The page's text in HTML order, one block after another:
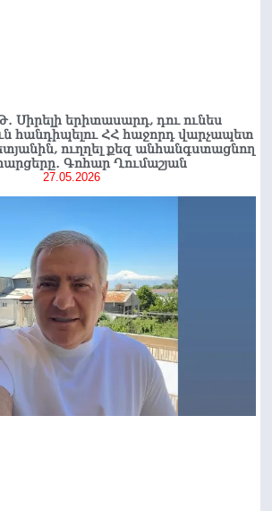
Սիրելի երիտասարդ, դու ունես
հանդիպելու ՀՀ հաջորդ վարչապետ
ուղղել քեզ անհանգստացնող
Գոհար Ղումաշյան
27.05.2026